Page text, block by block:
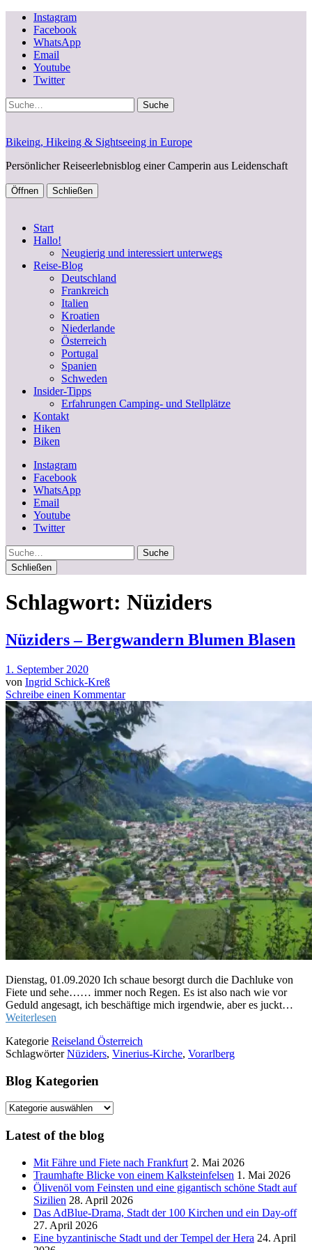
Instagram
Facebook
WhatsApp
Email
Youtube
Twitter
Suche
Bikeing, Hikeing & Sightseeing in Europe
Persönlicher Reiseerlebnisblog einer Camperin aus Leidenschaft
Öffnen Schließen
Start
Hallo!
Neugierig und interessiert unterwegs
Reise-Blog
Deutschland
Frankreich
Italien
Kroatien
Niederlande
Österreich
Portugal
Spanien
Schweden
Insider-Tipps
Erfahrungen Camping- und Stellplätze
Kontakt
Hiken
Biken
Instagram
Facebook
WhatsApp
Email
Youtube
Twitter
Suche
Schließen
Schlagwort: Nüziders
Nüziders – Bergwandern Blumen Blasen
1. September 2020
von Ingrid Schick-Kreß
Schreibe einen Kommentar
Dienstag, 01.09.2020 Ich schaue besorgt durch die Dachluke von
Fiete und sehe…… immer noch Regen. Es ist also nach wie vor
Geduld angesagt, ich beschäftige mich irgendwie, aber es juckt…
Weiterlesen
Kategorie Reiseland Österreich
SchlagwörterNüziders, Vinerius-Kirche, Vorarlberg
Blog Kategorien
Blog
Latest of the blog
Mit Fähre und Fiete nach Frankfurt 2. Mai 2026
Traumhafte Blicke von einem Kalksteinfelsen 1. Mai 2026
Ölivenöl vom Feinsten und eine gigantisch schöne Stadt auf
Sizilien 28. April 2026
Das AdBlue-Drama, Stadt der 100 Kirchen und ein Day-off
27. April 2026
Eine byzantinische Stadt und der Tempel der Hera 24. April